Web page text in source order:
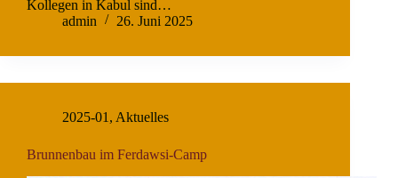
Kollegen in Kabul sind…
admin
26. Juni 2025
2025-01 , Aktuelles
Brunnenbau im Ferdawsi-Camp